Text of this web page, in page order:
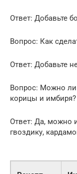
Ответ: Добавьте
Вопрос: Как
Ответ: Добавьте
Вопрос: Можно ли
корицы и имбиря?
Ответ: Да, можно
гвоздику,